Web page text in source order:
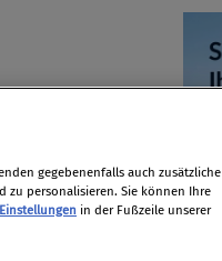
gegebenenfalls auch zusätzliche
zu personalisieren. Sie können Ihre
in der Fußzeile unserer